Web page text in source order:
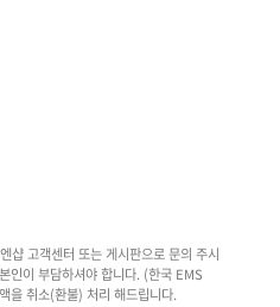
샵 고객센터 또는 게시판으로 문의 주시
인이 부담하셔야 합니다. (한국 EMS
취소(환불) 처리 해드립니다.